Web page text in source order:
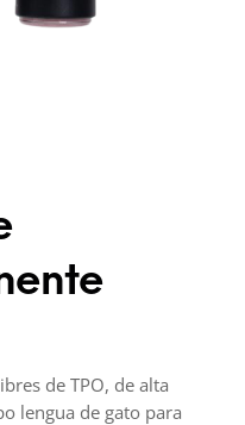
de TPO, de alta
lengua de gato para